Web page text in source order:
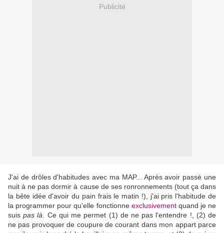
Publicité
J'ai de drôles d'habitudes avec ma MAP... Après avoir passé une
nuit à ne pas dormir à cause de ses ronronnements (tout ça dans
la bête idée d'avoir du pain frais le matin !), j'ai pris l'habitude de
la programmer pour qu'elle fonctionne exclusivement quand je ne
suispas là . Ce qui me permet (1) de ne pas l'entendre !, (2) de
ne pas provoquer de coupure de courant dans mon appart parce